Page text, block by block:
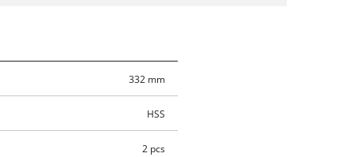
332 mm
HSS
2 pcs